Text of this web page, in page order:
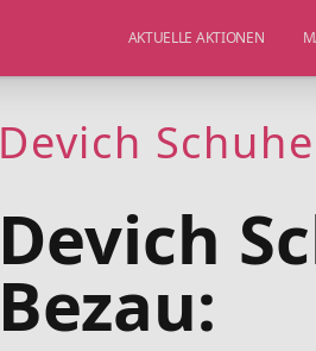
AKTUELLE AKTIONEN
Devich
Devich
Bezau: